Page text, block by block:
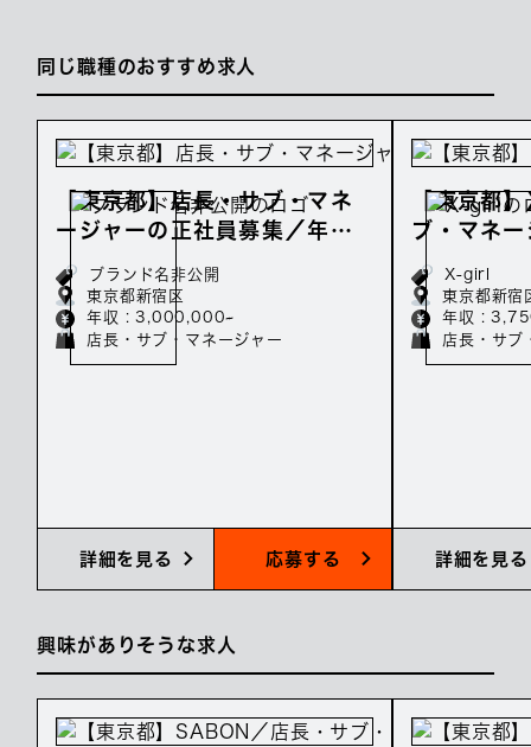
同じ職種のおすすめ求人
【東京都】店長・サブ・マネ
ージャーの正社員募集／年収3
00万～
ブランド名非公開
東京都新宿区
年収 : 3,000,000~
店長・サブ・マネージャー
詳細を見る 応募する
【東京都
ブ・マネ
集／年収
X-girl
東京都新宿
年収 :
店長・サブ
詳細を見る
興味がありそうな求人